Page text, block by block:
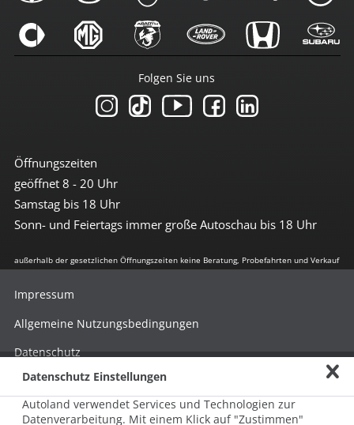
Öffnungszeiten
geöffnet 8 - 20 Uhr
Samstag bis 18 Uhr
Sonn- und Feiertags immer große Autoschau bis 18 Uhr
Folgen Sie uns
außerhalb der gesetzlichen Öffnungszeiten keine Beratung, Probefahrten und Verkauf
Impressum
Allgemeine Nutzungsbedingungen
Datenschutz
Hinweisgebersystem nach HinSchG
Beschwerde nach LkSG
Datenschutz Einstellungen
Autoland verwendet Services und Technologien zur
Datenverarbeitung. Mit einem Klick auf "Zustimmen"